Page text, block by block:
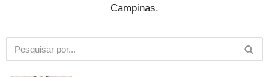
Campinas.